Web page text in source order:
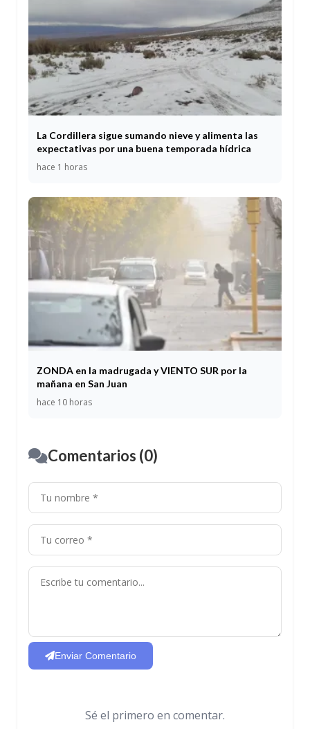
La Cordillera sigue sumando nieve y alimenta las
expectativas por una buena temporada hídrica
hace 1 horas
ZONDA en la madrugada y VIENTO SUR por la
mañana en San Juan
hace 10 horas
Comentarios (0)
Enviar Comentario
Sé el primero en comentar.